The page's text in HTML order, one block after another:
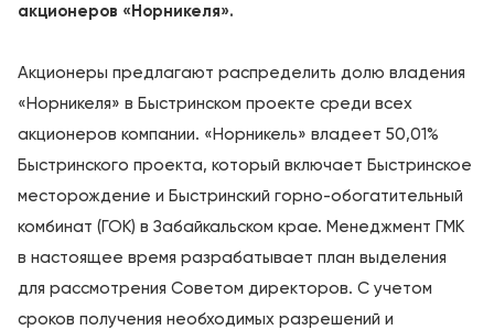
акционеров «Норникеля». ‬‬‬‬‬‬‬‬‬‬‬‬‬‬‬‬‬‬‬‬‬‬‬‬‬‬‬‬‬‬‬‬‬‬‬‬‬‬‬‬‬‬‬‬‬‬‬‬‬‬‬‬‬‬‬‬‬‬‬‬‬‬
Акционеры предлагают распределить долю владения
«Норникеля» в Быстринском проекте среди всех
акционеров компании. «Норникель» владеет 50,01%
Быстринского проекта, который включает Быстринское
месторождение и Быстринский горно-обогатительный
комбинат (ГОК) в Забайкальском крае. Менеджмент ГМК
в настоящее время разрабатывает план выделения
для рассмотрения Советом директоров. С учетом
сроков получения необходимых разрешений и